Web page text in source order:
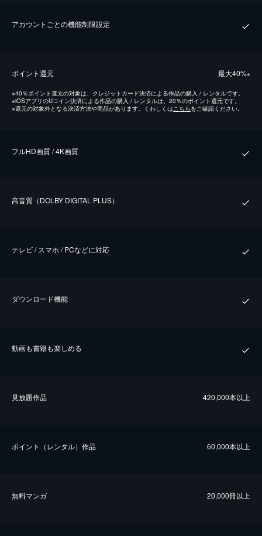
アカウントごとの機能制限設定
ポイント還元 最⼤40%※
※40％ポイント還元の対象は、クレジットカード決済による作品の購入 / レンタルです。
※iOSアプリのUコイン決済による作品の購入 / レンタルは、20％のポイント還元です。
※還元の対象外となる決済方法や商品があります。くわしくは こちらをご確認ください。
フルHD画質 / 4K画質
⾼⾳質（DOLBY DIGITAL PLUS）
テレビ / スマホ / PCなどに対応
ダウンロード機能
動画も書籍も楽しめる
⾒放題作品 420,000本以上
ポイント（レンタル）作品 60,000本以上
無料マンガ 20,000冊以上